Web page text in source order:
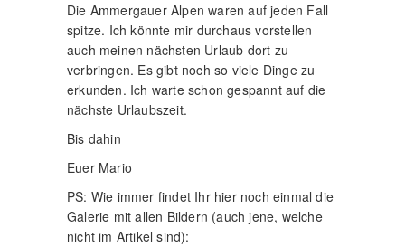
Die Ammergauer Alpen waren auf jeden Fall
spitze. Ich könnte mir durchaus vorstellen
auch meinen nächsten Urlaub dort zu
verbringen. Es gibt noch so viele Dinge zu
erkunden. Ich warte schon gespannt auf die
nächste Urlaubszeit.
Bis dahin
Euer Mario
PS: Wie immer findet Ihr hier noch einmal die
Galerie mit allen Bildern (auch jene, welche
nicht im Artikel sind):